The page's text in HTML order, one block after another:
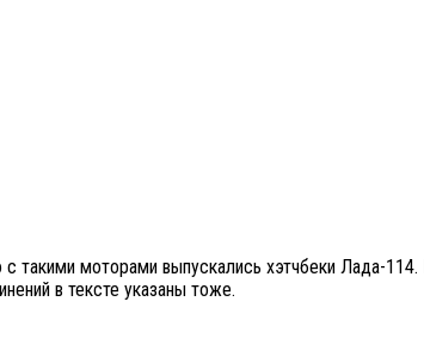
моторами выпускались хэтчбеки Лада-
в тексте указаны тоже.